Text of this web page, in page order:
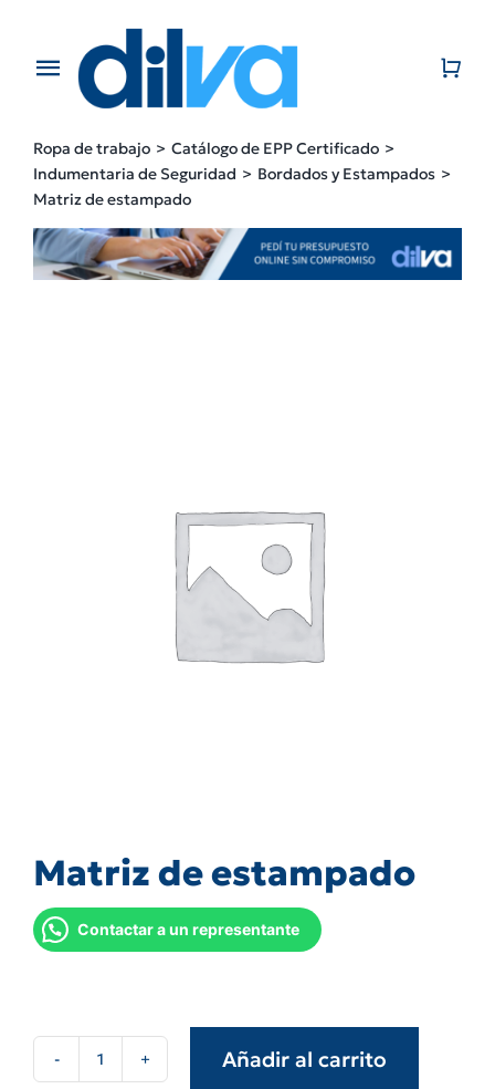
contentToggle
EMPRESA
PRODUCTOS
Ropa de trabajo
Catálogo de EPP Certificado
Indumentaria de Seguridad
Bordados y Estampados
Matriz de estampado
Matriz de estampado
Contactar a un representante
Añadir al carrito